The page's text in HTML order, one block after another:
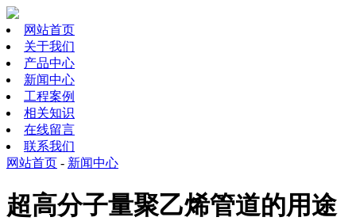
网站首页
关于我们
产品中心
新闻中心
工程案例
相关知识
在线留言
联系我们
网站首页 - 新闻中心
超高分子量聚乙烯管道的用途